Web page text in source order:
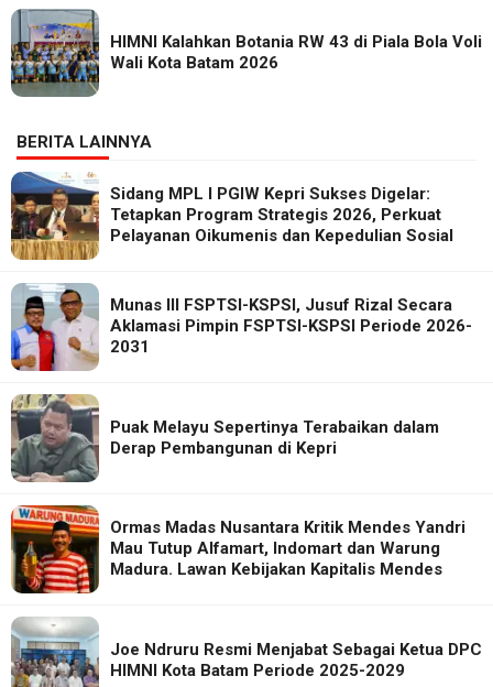
HIMNI Kalahkan Botania RW 43 di Piala Bola Voli
Wali Kota Batam 2026
BERITA LAINNYA
Sidang MPL I PGIW Kepri Sukses Digelar:
Tetapkan Program Strategis 2026, Perkuat
Pelayanan Oikumenis dan Kepedulian Sosial
Munas III FSPTSI-KSPSI, Jusuf Rizal Secara
Aklamasi Pimpin FSPTSI-KSPSI Periode 2026-
2031
Puak Melayu Sepertinya Terabaikan dalam
Derap Pembangunan di Kepri
Ormas Madas Nusantara Kritik Mendes Yandri
Mau Tutup Alfamart, Indomart dan Warung
Madura. Lawan Kebijakan Kapitalis Mendes
Joe Ndruru Resmi Menjabat Sebagai Ketua DPC
HIMNI Kota Batam Periode 2025-2029